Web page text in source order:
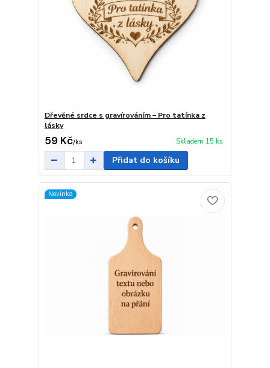
Dřevěné srdce s gravírováním – Pro tatínka z
lásky
59 Kč/ks Skladem 15 ks
Přidat do košíku
Novinka